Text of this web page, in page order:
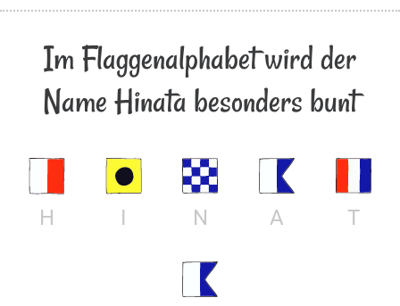
Im Flaggenalphabet wird der
Name Hinata besonders bunt
H I N A T